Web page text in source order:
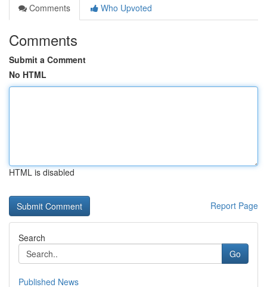
Comments
Who Upvoted
Comments
Submit a Comment
No HTML
HTML is disabled
Report Page
Search
Go
Published News